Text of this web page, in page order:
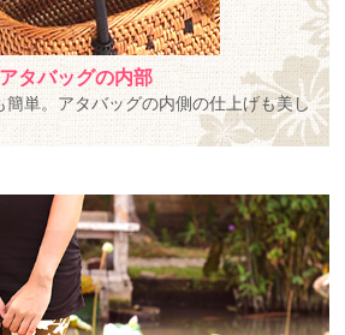
アタバッグの内部
簡単。アタバッグの内側の仕上げも美し